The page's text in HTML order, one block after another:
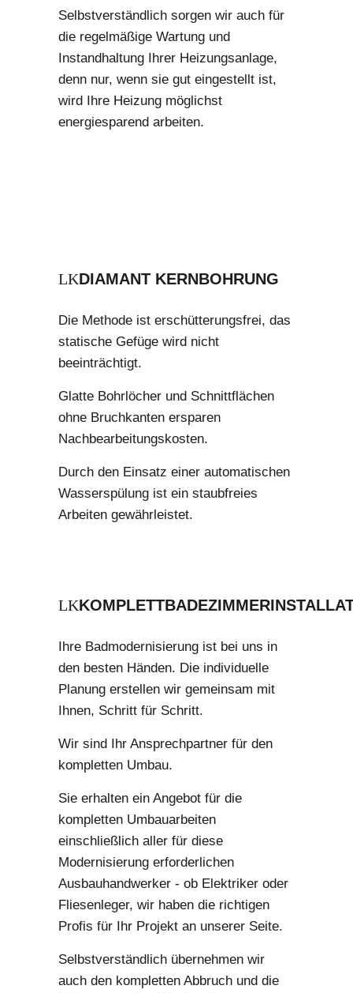
Selbstverständlich sorgen wir auch für
die regelmäßige Wartung und
Instandhaltung Ihrer Heizungsanlage,
denn nur, wenn sie gut eingestellt ist,
wird Ihre Heizung möglichst
energiesparend arbeiten.
DIAMANT KERNBOHRUNG
Die Methode ist erschütterungsfrei, das
statische Gefüge wird nicht
beeinträchtigt.
Glatte Bohrlöcher und Schnittflächen
ohne Bruchkanten ersparen
Nachbearbeitungskosten.
Durch den Einsatz einer automatischen
Wasserspülung ist ein staubfreies
Arbeiten gewährleistet.
Ihre Badmodernisierung ist bei uns in
den besten Händen. Die individuelle
Planung erstellen wir gemeinsam mit
Ihnen, Schritt für Schritt.
Wir sind Ihr Ansprechpartner für den
kompletten Umbau.
Sie erhalten ein Angebot für die
kompletten Umbauarbeiten
einschließlich aller für diese
Modernisierung erforderlichen
Ausbauhandwerker - ob Elektriker oder
Fliesenleger, wir haben die richtigen
Profis für Ihr Projekt an unserer Seite.
Selbstverständlich übernehmen wir
auch den kompletten Abbruch und die